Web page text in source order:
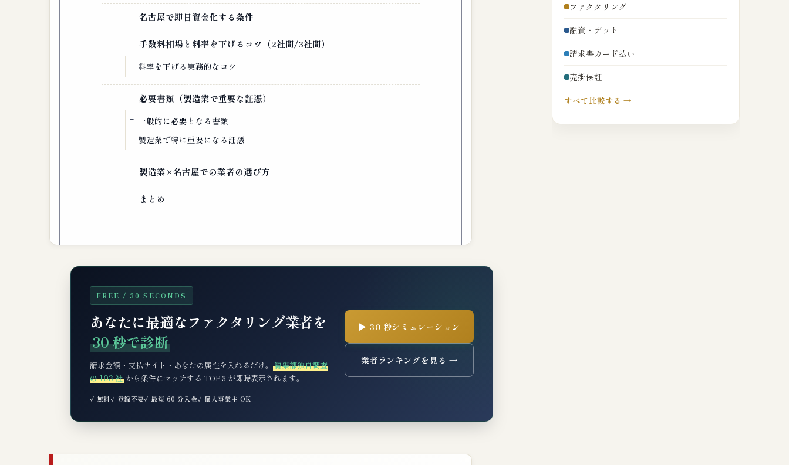
名古屋で即日資金化する条件
手数料相場と料率を下げるコツ（2社間/3社間）
料率を下げる実務的なコツ
必要書類（製造業で重要な証憑）
一般的に必要となる書類
製造業で特に重要になる証憑
製造業×名古屋での業者の選び方
まとめ
FREE / 30 SECONDS
あなたに最適なファクタリング業者を
30 秒で診断
請求金額・支払サイト・あなたの属性を入れるだけ。 編集部独自調査
の 103 社 から条件にマッチする TOP 3 が即時表示されます。
✓ 無料✓ 登録不要✓ 最短 60 分入金✓ 個人事業主 OK
▶ 30 秒シミュレーション
業者ランキングを見る →
ファクタリング
融資・デット
請求書カード払い
売掛保証
すべて比較する →